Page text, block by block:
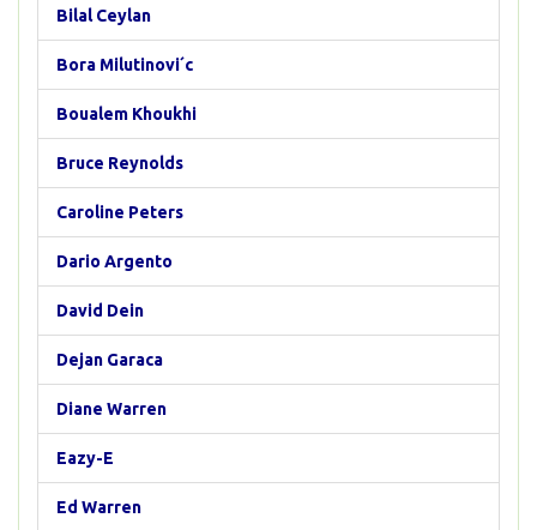
Bilal Ceylan
Bora Milutinovi´c
Boualem Khoukhi
Bruce Reynolds
Caroline Peters
Dario Argento
David Dein
Dejan Garaca
Diane Warren
Eazy-E
Ed Warren